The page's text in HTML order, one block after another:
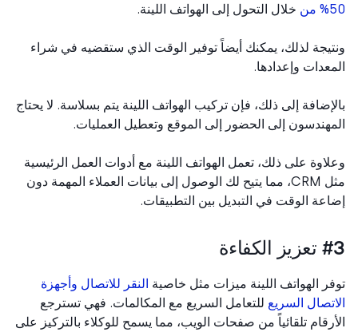
خلال التحول إلى الهواتف اللينة.
لذلك، يمكنك أيضاً توفير الوقت الذي ستقضيه في شراء
وإعدادها.
إلى ذلك، فإن تركيب الهواتف اللينة يتم بسلاسة. لا يحتاج
إلى الحضور إلى الموقع وتعطيل العمليات.
على ذلك، تعمل الهواتف اللينة مع أدوات العمل الرئيسية
مثل CRM، مما يتيح لك الوصول إلى بيانات العملاء المهمة دون
الوقت في التبديل بين التطبيقات.
الهواتف اللينة ميزات مثل خاصيةالنقر للاتصال وأجهزة
السريعللتعامل السريع مع المكالمات. فهي تسترجع
تلقائياً من صفحات الويب، مما يسمح للوكلاء بالتركيز على